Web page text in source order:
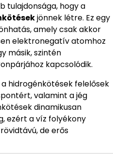
tulajdonsága, hogy a
jönnek létre. Ez egy
amely csak akkor
elektronegatív atomhoz
másik, szintén
kapcsolódik.
hidrogénkötések felelősek
valamint a jég
dinamikusan
ezért a víz folyékony
de erős